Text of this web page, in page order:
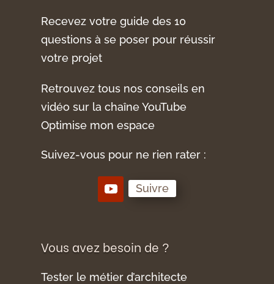
Recevez votre guide des 10
questions à se poser pour réussir
votre projet
Retrouvez tous nos conseils en
vidéo sur la chaîne YouTube
Optimise mon espace
Suivez-vous pour ne rien rater :
Suivre
Vous avez besoin de ?
Tester le métier d’architecte